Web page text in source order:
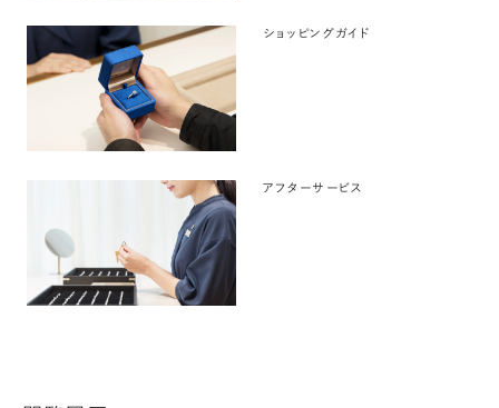
ショッピングガイド
アフターサービス